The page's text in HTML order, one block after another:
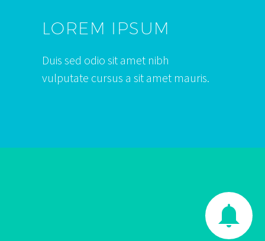
LOREM IPSUM
Duis sed odio sit amet nibh
vulputate cursus a sit amet mauris.

